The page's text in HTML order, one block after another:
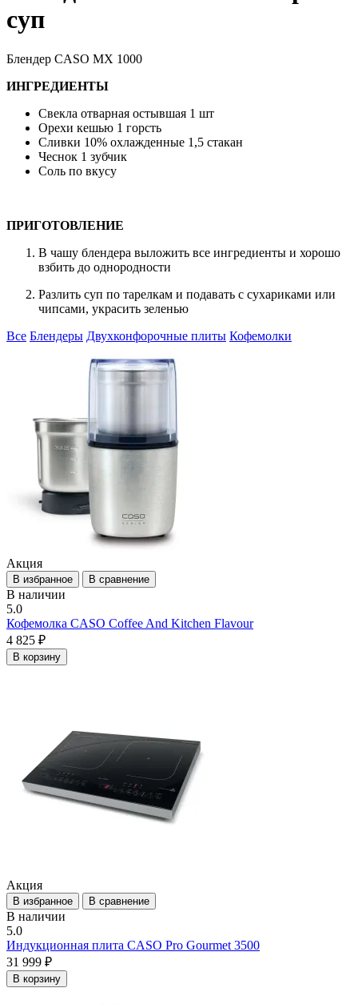
суп
Блендер CASO MX 1000
ИНГРЕДИЕНТЫ
Свекла отварная остывшая 1 шт
Орехи кешью 1 горсть
Сливки 10% охлажденные 1,5 стакан
Чеснок 1 зубчик
Соль по вкусу
ПРИГОТОВЛЕНИЕ
В чашу блендера выложить все ингредиенты и хорошо
взбить до однородности
Разлить суп по тарелкам и подавать с сухариками или
чипсами, украсить зеленью
Все Блендеры Двухконфорочные плиты Кофемолки
Акция
В избранное В сравнение
В наличии
5.0
Кофемолка CASO Coffee And Kitchen Flavour
4 825 ₽
В корзину
Акция
В избранное В сравнение
В наличии
5.0
Индукционная плита CASO Pro Gourmet 3500
31 999 ₽
В корзину